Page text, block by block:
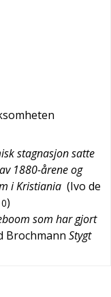
stagnasjon satte
1880-årene og
i Kristiania (Ivo de
)
som har gjort
Brochmann Stygt